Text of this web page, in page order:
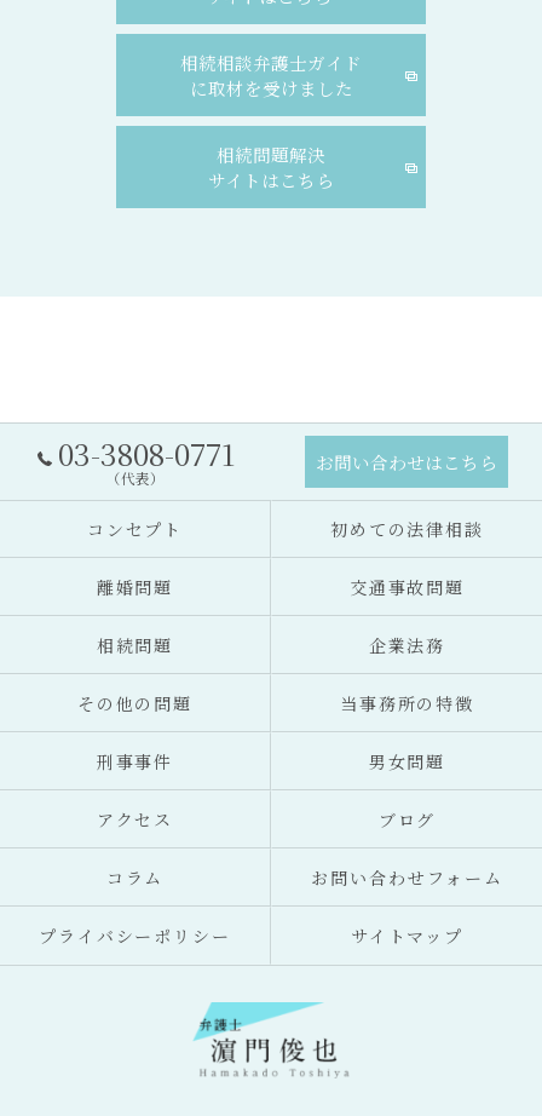
相続相談弁護士ガイド
に取材を受けました
相続問題解決
サイトはこちら
03-3808-0771
（代表）
お問い合わせはこちら
コンセプト 初めての法律相談
離婚問題 交通事故問題
相続問題 企業法務
その他の問題 当事務所の特徴
刑事事件 男女問題
アクセス ブログ
コラム お問い合わせフォーム
プライバシーポリシー サイトマップ